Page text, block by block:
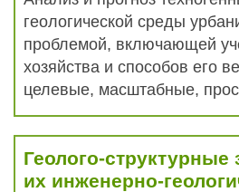
геологической среды
проблемой, включающей
хозяйства и способов его
целевые, масштабные,
Геолого-структурные
их инженерно-